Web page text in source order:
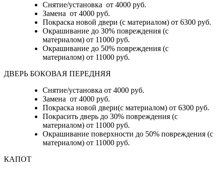
Снятие/установка от 4000 руб.
Замена от 4000 руб.
Покраска новой двери (с материалом) от 6300 руб.
Окрашивание до 30% повреждения (с
материалом) от 11000 руб.
Окрашивание до 50% повреждения (с
материалом) от 11000 руб.
ДВЕРЬ БОКОВАЯ ПЕРЕДНЯЯ
Снятие/установка от 4000 руб.
Замена от 4000 руб.
Покраска новой двери(с материалом) от 6300 руб.
Покрасить дверь до 30% повреждения (с
материалом) от 11000 руб.
Окрашивание поверхности до 50% повреждения (с
материалом) от 11000 руб.
КАПОТ